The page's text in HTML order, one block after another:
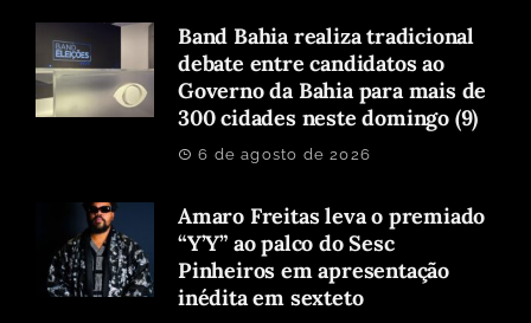
Band Bahia realiza tradicional
debate entre candidatos ao
Governo da Bahia para mais de
300 cidades neste domingo (9)
6 de agosto de 2026
Amaro Freitas leva o premiado
“Y’Y” ao palco do Sesc
Pinheiros em apresentação
inédita em sexteto